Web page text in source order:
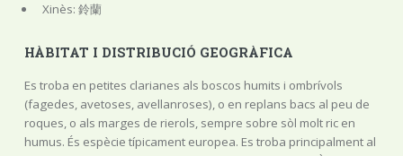
Xinès: 鈴蘭
HÀBITAT I DISTRIBUCIÓ GEOGRÀFICA
Es troba en petites clarianes als boscos humits i ombrívols
(fagedes, avetoses, avellanroses), o en replans bacs al peu de
roques, o als marges de rierols, sempre sobre sòl molt ric en
humus. És espècie típicament europea. Es troba principalment al